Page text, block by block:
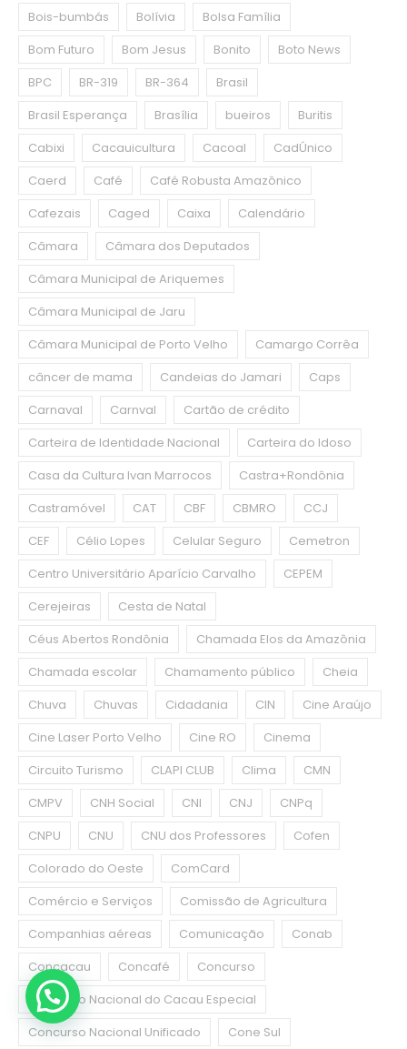
Bois-bumbás
Bolívia
Bolsa Família
Bom Futuro
Bom Jesus Bonito
Boto News
BPC
BR-319 BR-364
Brasil
Brasil Esperança
Brasília bueiros
Buritis
Cabixi
Cacauicultura Cacoal
CadÚnico
Caerd
Café
Café Robusta Amazônico
Cafezais
Caged Caixa
Calendário
Câmara
Câmara dos Deputados
Câmara Municipal de Ariquemes
Câmara Municipal de Jaru
Câmara Municipal de Porto Velho
Camargo Corrêa
câncer de mama
Candeias do Jamari
Caps
Carnaval
Carnval
Cartão de crédito
Carteira de Identidade Nacional
Carteira do Idoso
Casa da Cultura Ivan Marrocos
Castra+Rondônia
Castramóvel
CAT CBF CBMRO
CCJ
CEF
Célio Lopes Celular Seguro
Cemetron
Centro Universitário Aparício Carvalho
CEPEM
Cerejeiras
Cesta de Natal
Céus Abertos Rondônia
Chamada Elos da Amazônia
Chamada escolar
Chamamento público
Cheia
Chuva
Chuvas Cidadania CIN
Cine Araújo
Cine Laser Porto Velho
Cine RO
Cinema
Circuito Turismo
CLAPI CLUB Clima
CMN
CMPV
CNH Social CNI CNJ
CNPq
CNPU
CNU CNU dos Professores
Cofen
Colorado do Oeste
ComCard
Comércio e Serviços
Comissão de Agricultura
Companhias aéreas
Comunicação
Conab
Concacau
Concafé
Concurso
Concurso Nacional do Cacau Especial
Concurso Nacional Unificado
Cone Sul